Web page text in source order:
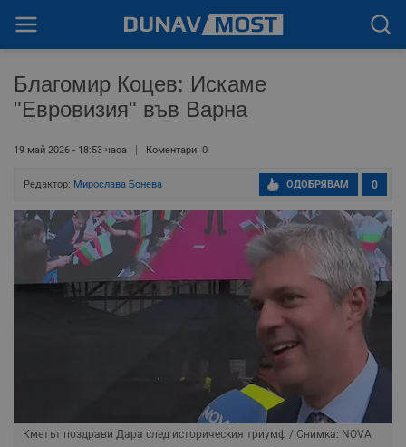
Благомир Коцев: Искаме
"Евровизия" във Варна
19 май 2026 - 18:53 часа Коментари: 0
Редактор: Мирослава Бонева 0
ОДОБРЯВАМ
Кметът поздрави Дара след историческия триумф / Снимка: NOVA